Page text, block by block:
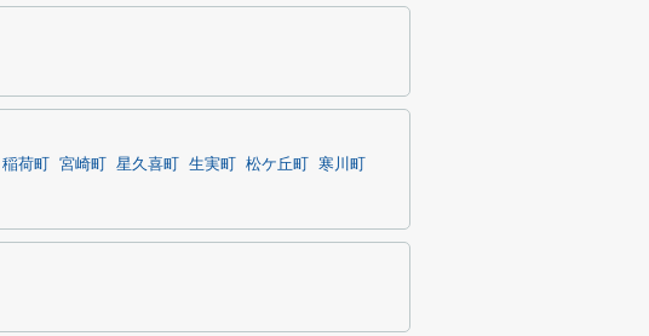
稲荷町 宮崎町 星久喜町 生実町 松ケ丘町
寒川町